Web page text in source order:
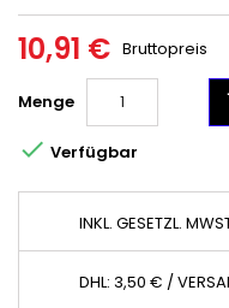
10,91 € Bruttopreis
Menge
 Verfügbar
INKL. GESETZL.
DHL: 3,50 € /